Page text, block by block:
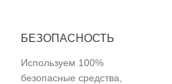
БЕЗОПАСНОСТЬ
Используем 100%
безопасные средства,